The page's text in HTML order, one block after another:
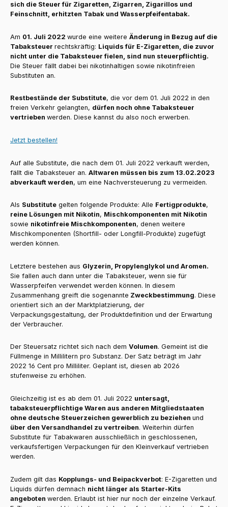
sich die Steuer für Zigaretten, Zigarren, Zigarillos und
Feinschnitt, erhitzten Tabak und Wasserpfeifentabak.
Am 01. Juli 2022 wurde eine weitere Änderung in Bezug auf die
Tabaksteuer rechtskräftig: Liquids für E-Zigaretten, die zuvor
nicht unter die Tabaksteuer fielen, sind nun steuerpflichtig.
Die Steuer fällt dabei bei nikotinhaltigen sowie nikotinfreien
Substituten an.
Restbestände der Substitute, die vor dem 01. Juli 2022 in den
freien Verkehr gelangten, dürfen noch ohne Tabaksteuer
vertrieben werden. Diese kannst du also noch erwerben.
Jetzt bestellen!
Auf alle Substitute, die nach dem 01. Juli 2022 verkauft werden,
fällt die Tabaksteuer an. Altwaren müssen bis zum 13.02.2023
abverkauft werden, um eine Nachversteuerung zu vermeiden.
Als Substitute gelten folgende Produkte: Alle Fertigprodukte,
reine Lösungen mit Nikotin, Mischkomponenten mit Nikotin
sowie nikotinfreie Mischkomponenten, denen weitere
Mischkomponenten (Shortfill- oder Longfill-Produkte) zugefügt
werden können.
Letztere bestehen aus Glyzerin, Propylenglykol und Aromen.
Sie fallen auch dann unter die Tabaksteuer, wenn sie für
Wasserpfeifen verwendet werden können. In diesem
Zusammenhang greift die sogenannte Zweckbestimmung. Diese
orientiert sich an der Marktplatzierung, der
Verpackungsgestaltung, der Produktdefinition und der Erwartung
der Verbraucher.
Der Steuersatz richtet sich nach dem Volumen. Gemeint ist die
Füllmenge in Millilitern pro Substanz. Der Satz beträgt im Jahr
2022 16 Cent pro Milliliter. Geplant ist, diesen ab 2026
stufenweise zu erhöhen.
Gleichzeitig ist es ab dem 01. Juli 2022 untersagt,
tabaksteuerpflichtige Waren aus anderen Mitgliedstaaten
ohne deutsche Steuerzeichen gewerblich zu beziehen und
über den Versandhandel zu vertreiben. Weiterhin dürfen
Substitute für Tabakwaren ausschließlich in geschlossenen,
verkaufsfertigen Verpackungen für den Kleinverkauf vertrieben
werden.
Zudem gilt das Kopplungs- und Beipackverbot: E-Zigaretten und
Liquids dürfen demnach nicht länger als Starter-Kits
angeboten werden. Erlaubt ist hier nur noch der einzelne Verkauf.